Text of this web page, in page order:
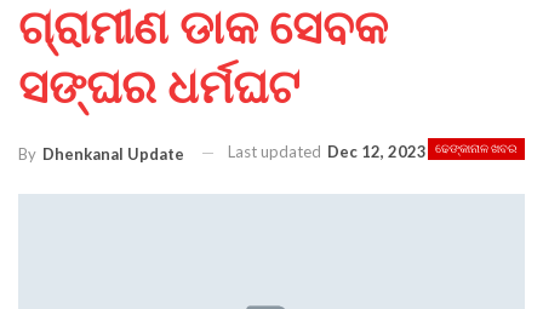
ଗ୍ରାମୀଣ ଡାକ ସେବକ
ସଙ୍ଘର ଧର୍ମଘଟ
ଢେଙ୍କାନାଳ ଖବର
By Dhenkanal Update Last updated Dec 12, 2023